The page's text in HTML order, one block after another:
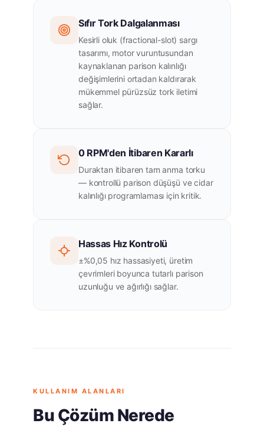
Sıfır Tork Dalgalanması
Kesirli oluk (fractional-slot) sargı
tasarımı, motor vuruntusundan
kaynaklanan parison kalınlığı
değişimlerini ortadan kaldırarak
mükemmel pürüzsüz tork iletimi
sağlar.
0 RPM'den İtibaren Kararlı
Duraktan itibaren tam anma torku
— kontrollü parison düşüşü ve cidar
kalınlığı programlaması için kritik.
Hassas Hız Kontrolü
±%0,05 hız hassasiyeti, üretim
çevrimleri boyunca tutarlı parison
uzunluğu ve ağırlığı sağlar.
KULLANIM ALANLARI
Bu Çözüm Nerede